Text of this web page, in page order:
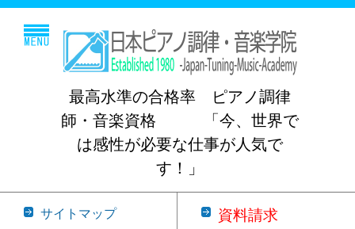
最高水準の合格率 ピアノ調律
師・音楽資格 「今、世界で
は感性が必要な仕事が人気で
す！」
サイトマップ 資料請求